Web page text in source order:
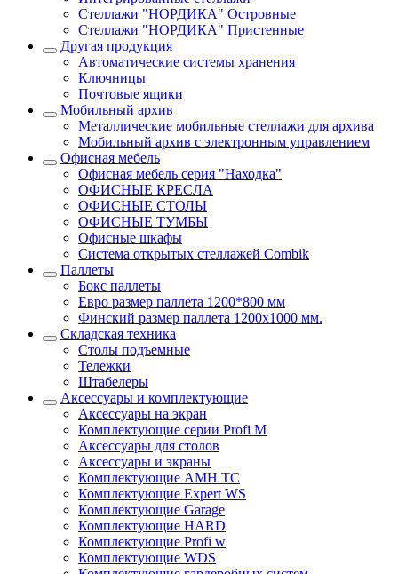
Стеллажи "НОРДИКА" Островные
Стеллажи "НОРДИКА" Пристенные
Другая продукция
Автоматические системы хранения
Ключницы
Почтовые ящики
Мобильный архив
Металлические мобильные стеллажи для архива
Мобильный архив с электронным управлением
Офисная мебель
Офисная мебель серия "Находка"
ОФИСНЫЕ КРЕСЛА
ОФИСНЫЕ СТОЛЫ
ОФИСНЫЕ ТУМБЫ
Офисные шкафы
Система открытых стеллажей Combik
Паллеты
Бокс паллеты
Евро размер паллета 1200*800 мм
Финский размер паллета 1200х1000 мм.
Складская техника
Столы подъемные
Тележки
Штабелеры
Аксессуары и комплектующие
Аксессуары на экран
Комплектующие серии Profi M
Аксессуары для столов
Аксессуары и экраны
Комплектующие AMH TC
Комплектующие Expert WS
Комплектующие Garage
Комплектующие HARD
Комплектующие Profi w
Комплектующие WDS